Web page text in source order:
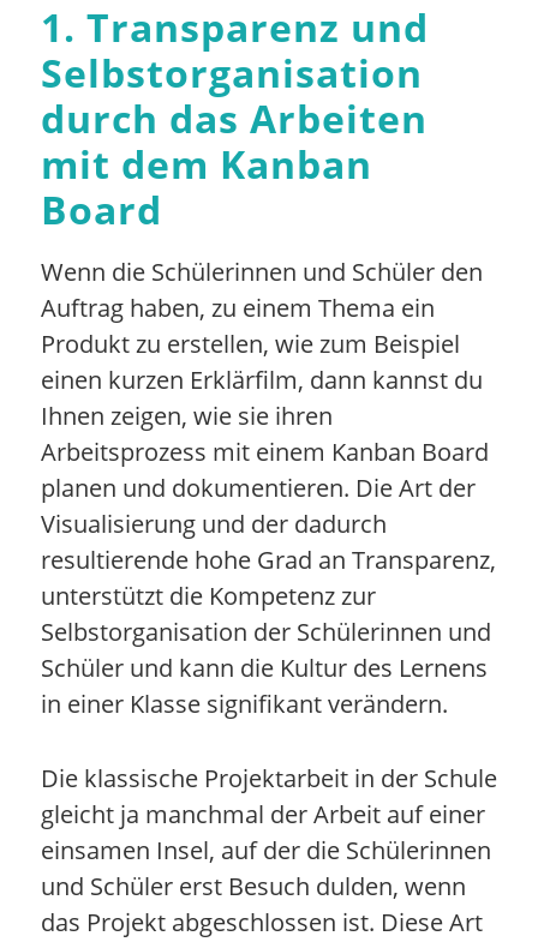
1. Transparenz und
Selbstorganisation
durch das Arbeiten
mit dem Kanban
Board
Wenn die Schülerinnen und Schüler den
Auftrag haben, zu einem Thema ein
Produkt zu erstellen, wie zum Beispiel
einen kurzen Erklärfilm, dann kannst du
Ihnen zeigen, wie sie ihren
Arbeitsprozess mit einem Kanban Board
planen und dokumentieren. Die Art der
Visualisierung und der dadurch
resultierende hohe Grad an Transparenz,
unterstützt die Kompetenz zur
Selbstorganisation der Schülerinnen und
Schüler und kann die Kultur des Lernens
in einer Klasse signifikant verändern.
Die klassische Projektarbeit in der Schule
gleicht ja manchmal der Arbeit auf einer
einsamen Insel, auf der die Schülerinnen
und Schüler erst Besuch dulden, wenn
das Projekt abgeschlossen ist. Diese Art